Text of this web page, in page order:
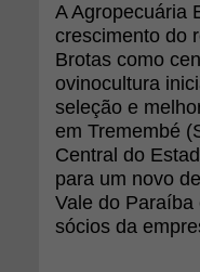
A Agropecuária
crescimento do
Brotas como
ovinocultura
seleção e
em Tremembé
Central do
para um novo
Vale do
sócios da